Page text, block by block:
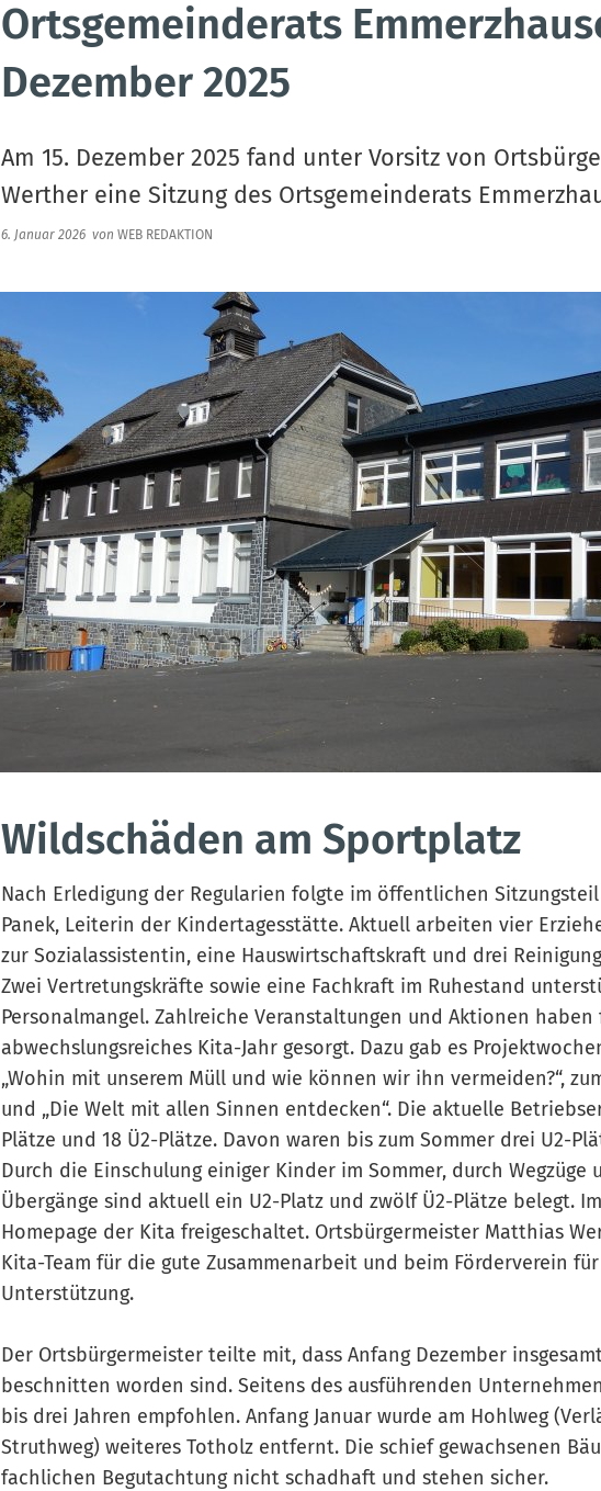
Ortsgemeinderats
Dezember 2025
Am 15. Dezember 2025 fand unter Vorsitz von
Werther eine Sitzung des Ortsgemeinderats
6. Januar 2026 von WEB REDAKTION
Wildschäden am Sportplatz
Nach Erledigung der Regularien folgte im öffentlichen
Panek, Leiterin der Kindertagesstätte. Aktuell arbeiten vier
zur Sozialassistentin, eine Hauswirtschaftskraft und drei
Zwei Vertretungskräfte sowie eine Fachkraft im Ruhestand
Personalmangel. Zahlreiche Veranstaltungen und Aktionen
abwechslungsreiches Kita-Jahr gesorgt. Dazu gab es
„Wohin mit unserem Müll und wie können wir ihn vermeiden?“,
und „Die Welt mit allen Sinnen entdecken“. Die aktuelle
Plätze und 18 Ü2-Plätze. Davon waren bis zum Sommer drei U2-
Durch die Einschulung einiger Kinder im Sommer, durch
Übergänge sind aktuell ein U2-Platz und zwölf Ü2-Plätze belegt.
Homepage der Kita freigeschaltet. Ortsbürgermeister Matthias
Kita-Team für die gute Zusammenarbeit und beim Förderverein
Unterstützung.
Der Ortsbürgermeister teilte mit, dass Anfang Dezember
beschnitten worden sind. Seitens des ausführenden
bis drei Jahren empfohlen. Anfang Januar wurde am Hohlweg
Struthweg) weiteres Totholz entfernt. Die schief gewachsenen
fachlichen Begutachtung nicht schadhaft und stehen sicher.